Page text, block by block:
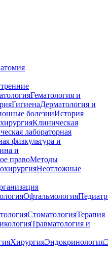
Гематология и
ГигиенаДерматология и
болезниИстория
Клиническая
лабораторная
физкультура и
и
правоМетоды
Неотложные
Офтальмология
СтоматологияТерапия
Травматология и
ХирургияЭндокринология